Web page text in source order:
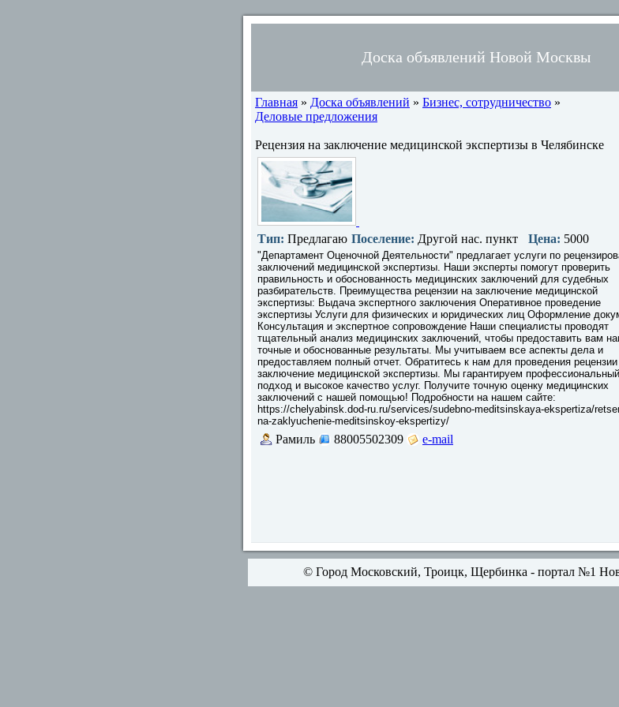
Доска объявлений Новой Москвы
Главная » Доска объявлений » Бизнес, сотрудничество »
Деловые предложения
Рецензия на заключение медицинской экспертизы в Челябинске
Тип: Предлагаю Поселение: Другой нас. пункт Цена: 5000
"Департамент Оценочной Деятельности" предлагает услуги по
заключений медицинской экспертизы. Наши эксперты помогут проверить
правильность и обоснованность медицинских заключений для судебных
разбирательств. Преимущества рецензии на заключение медицинской
экспертизы: Выдача экспертного заключения Оперативное проведение
экспертизы Услуги для физических и юридических лиц Оформление
Консультация и экспертное сопровождение Наши специалисты проводят
тщательный анализ медицинских заключений, чтобы предоставить вам
точные и обоснованные результаты. Мы учитываем все аспекты дела и
предоставляем полный отчет. Обратитесь к нам для проведения
заключение медицинской экспертизы. Мы гарантируем профессиональный
подход и высокое качество услуг. Получите точную оценку медицинских
заключений с нашей помощью! Подробности на нашем сайте:
https://chelyabinsk.dod-ru.ru/services/sudebno-meditsinskaya-ekspertiza/
na-zaklyuchenie-meditsinskoy-ekspertizy/
Рамиль 88005502309 e-mail
© Город Московский, Троицк, Щербинка - портал №1